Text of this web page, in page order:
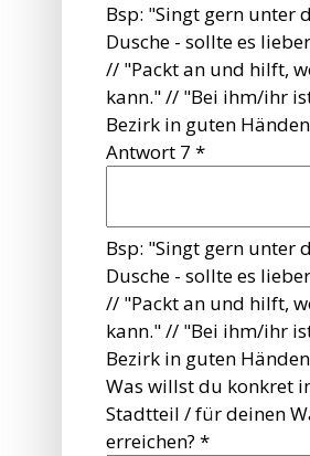
Bsp: "Singt gern unter
Dusche - sollte es
// "Packt an und hilft,
kann." // "Bei ihm/ihr
Bezirk in guten
Antwort 7 *
Bsp: "Singt gern unter
Dusche - sollte es
// "Packt an und hilft,
kann." // "Bei ihm/ihr
Bezirk in guten
Was willst du konkret
Stadtteil / für deinen
erreichen? *